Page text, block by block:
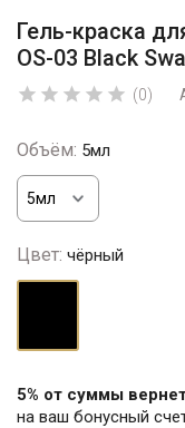
Гель-краска
OS-03 Black
     (0)
Объём: 5мл
Цвет: чёрный
5% от суммы
на ваш бонусный